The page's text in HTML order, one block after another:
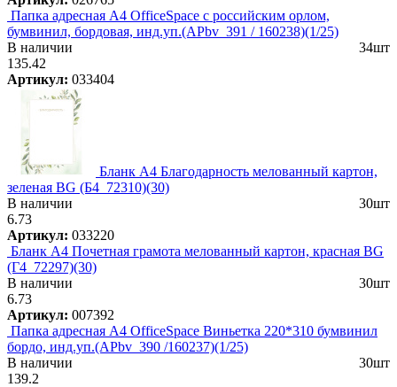
Папка адресная А4 OfficeSpace с российским орлом,
бумвинил, бордовая, инд.уп.(APbv_391 / 160238)(1/25)
В наличии
34шт
135.42
Артикул: 033404
Бланк А4 Благодарность мелованный картон,
зеленая BG (Б4_72310)(30)
В наличии
30шт
6.73
Артикул: 033220
Бланк А4 Почетная грамота мелованный картон, красная BG
(Г4_72297)(30)
В наличии
30шт
6.73
Артикул: 007392
Папка адресная А4 OfficeSpace Виньетка 220*310 бумвинил
бордо, инд.уп.(APbv_390 /160237)(1/25)
В наличии
30шт
139.2